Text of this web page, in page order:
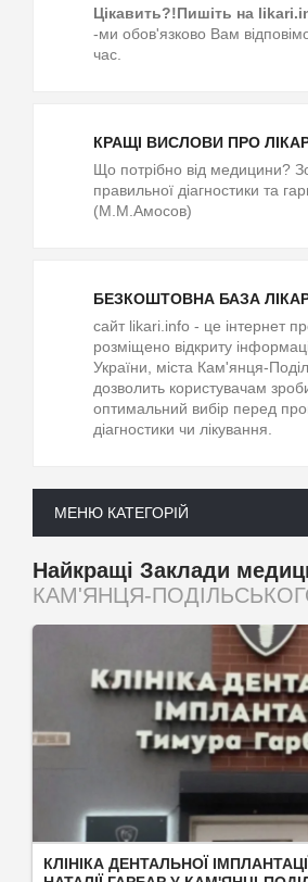
Цікавить?!Пишіть на
-ми обов'язково Вам
час.
КРАЩІ ВИСЛОВИ ПРО
Що потрібно від медицини?
правильної діагностики та
(М.М.Амосов)
БЕЗКОШТОВНА БАЗА
cайт likari.info - це інтернет
розміщено відкриту
України, міста Кам'янця-
дозволить користувачам
оптимальний вибір перед
діагностики чи лікування.
МЕНЮ КАТЕГОРІЙ
Найкращі Заклади
КАМ'ЯНЦЯ-
КЛІНІКА ДЕНТАЛЬНОЇ